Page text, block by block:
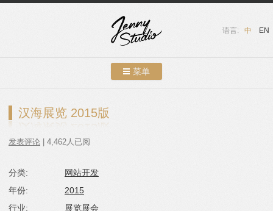
语言: 中 EN
菜单
跳转到内容
汉海展览 2015版
发表评论 | 4,462人已阅
分类:
网站开发
年份:
2015
行业:
展览展会